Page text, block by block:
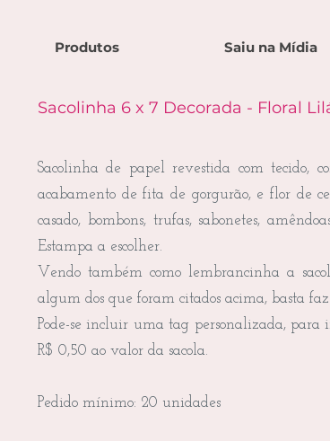
Produtos Saiu na Mídia
Sacolinha 6 x 7 Decorada - Floral
Sacolinha de papel revestida com tecido,
acabamento de fita de gorgurão, e flor de
casado, bombons, trufas, sabonetes,
Estampa a escolher.
Vendo também como lembrancinha a
algum dos que foram citados acima, basta
Pode-se incluir uma tag personalizada, para
R$ 0,50 ao valor da sacola.
Pedido mínimo: 20 unidades